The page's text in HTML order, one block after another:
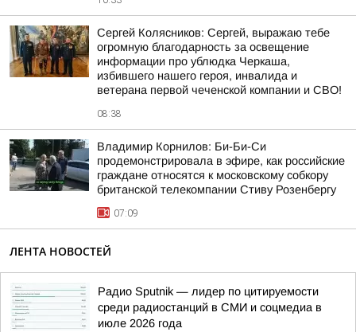
Сергей Колясников: Сергей, выражаю тебе
огромную благодарность за освещение
информации про ублюдка Черкаша,
избившего нашего героя, инвалида и
ветерана первой чеченской компании и СВО!
08:38
Владимир Корнилов: Би-Би-Си
продемонстрировала в эфире, как российские
граждане относятся к московскому собкору
британской телекомпании Стиву Розенбергу
07:09
ЛЕНТА НОВОСТЕЙ
Радио Sputnik — лидер по цитируемости
среди радиостанций в СМИ и соцмедиа в
июле 2026 года